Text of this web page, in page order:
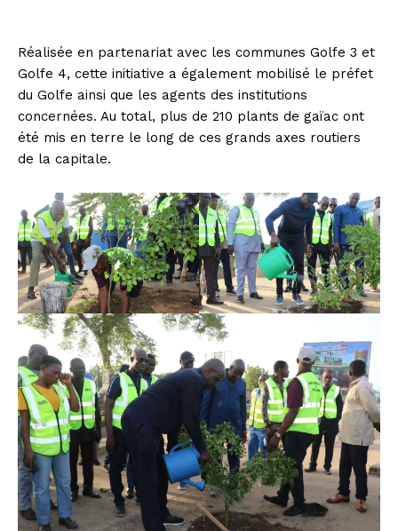
Réalisée en partenariat avec les communes Golfe 3 et
Golfe 4, cette initiative a également mobilisé le préfet
du Golfe ainsi que les agents des institutions
concernées. Au total, plus de 210 plants de gaïac ont
été mis en terre le long de ces grands axes routiers
de la capitale.